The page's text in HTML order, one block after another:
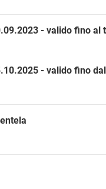
- valido fino al
- valido fino